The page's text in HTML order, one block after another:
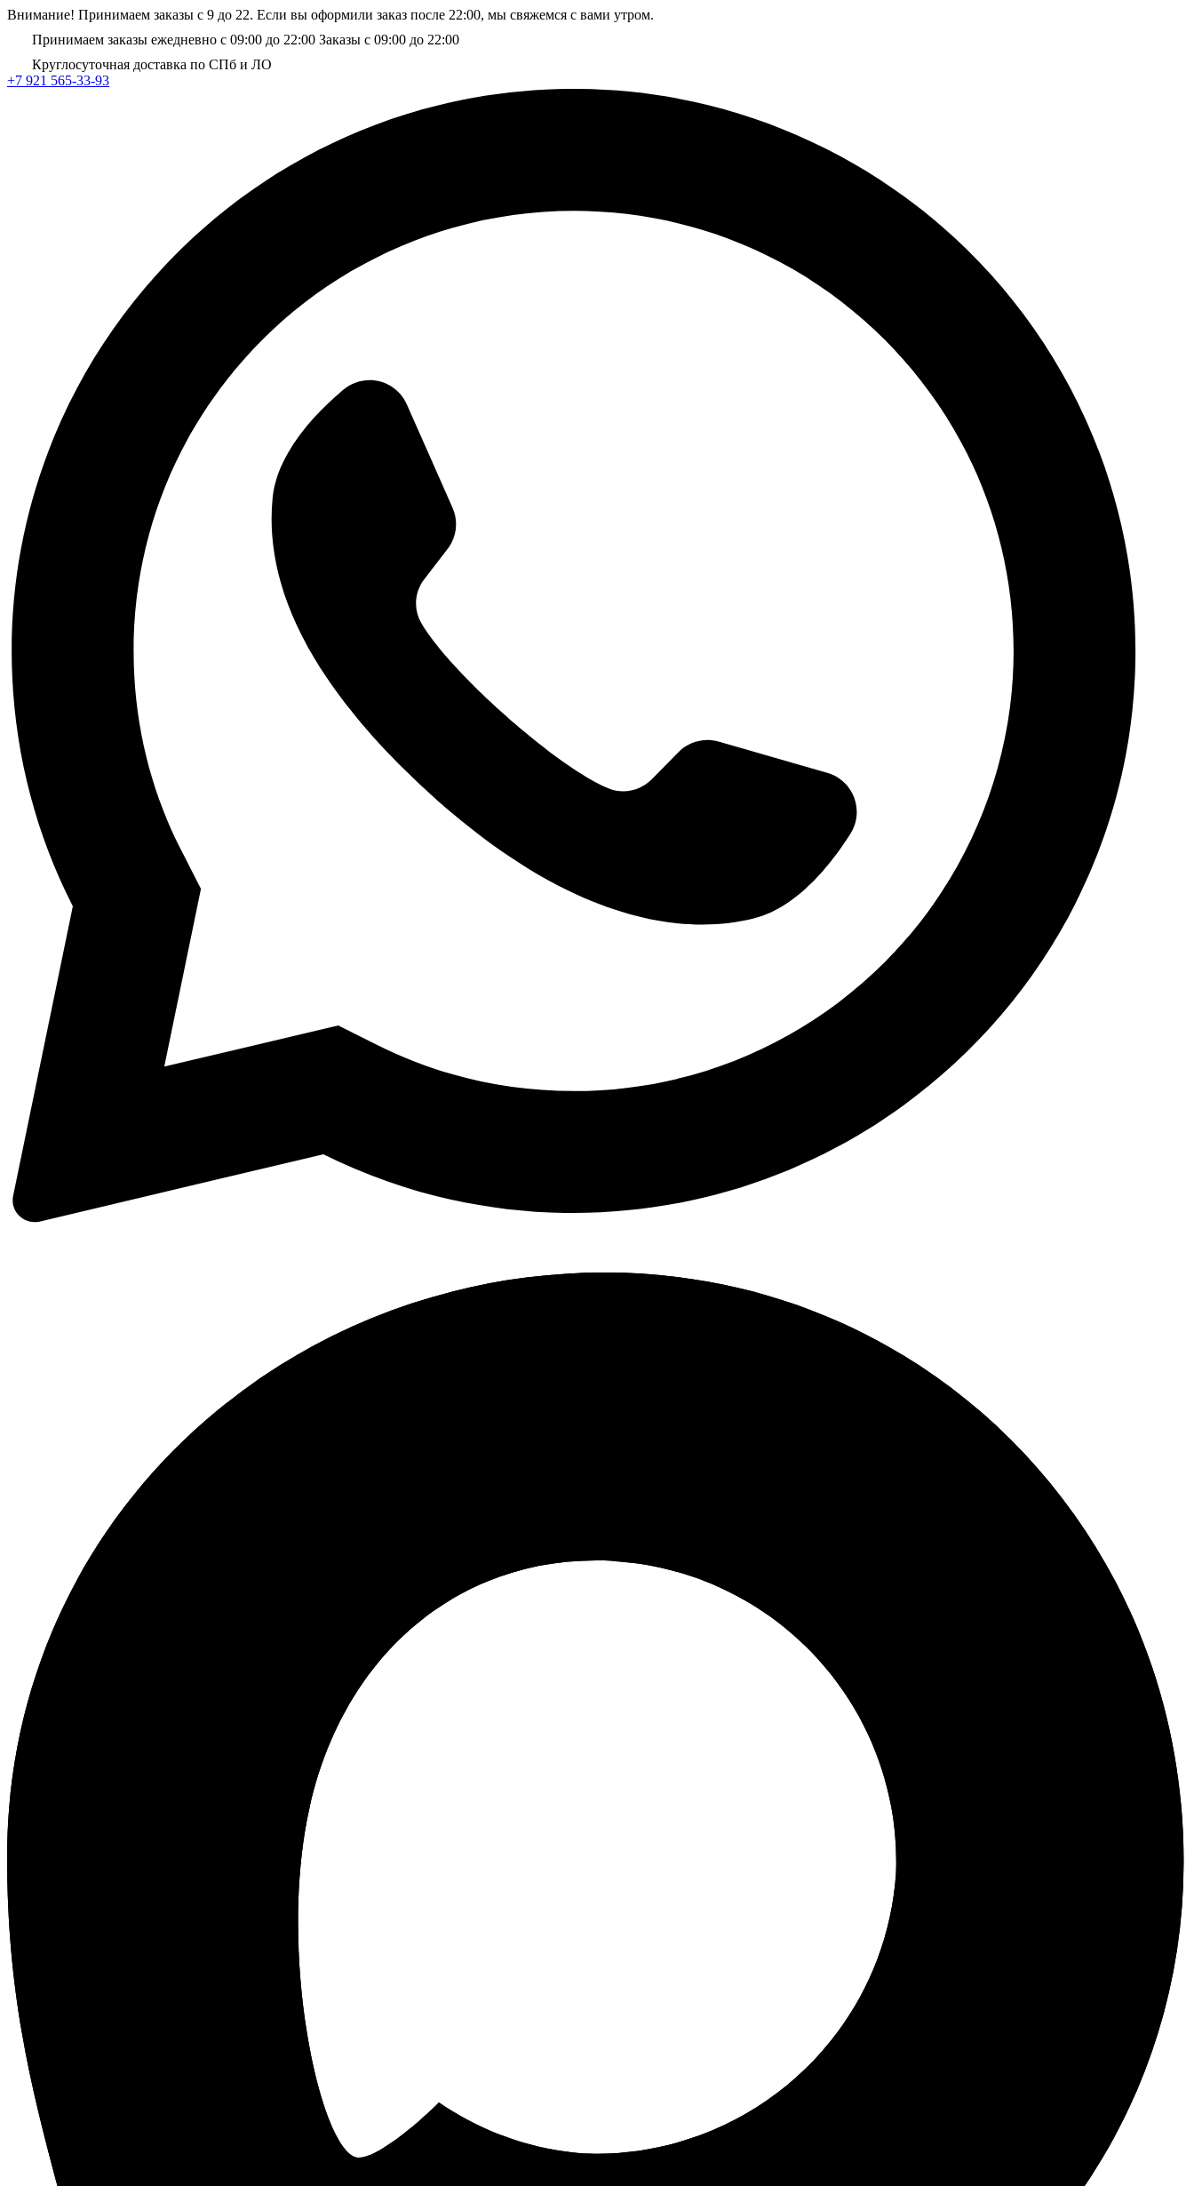
Внимание! Принимаем заказы с 9 до 22. Если вы оформили заказ после 22:00, мы свяжемся с вами утром.
Принимаем заказы ежедневно с 09:00 до 22:00 Заказы с 09:00 до 22:00
Круглосуточная доставка по СПб и ЛО
+7 921 565-33-93